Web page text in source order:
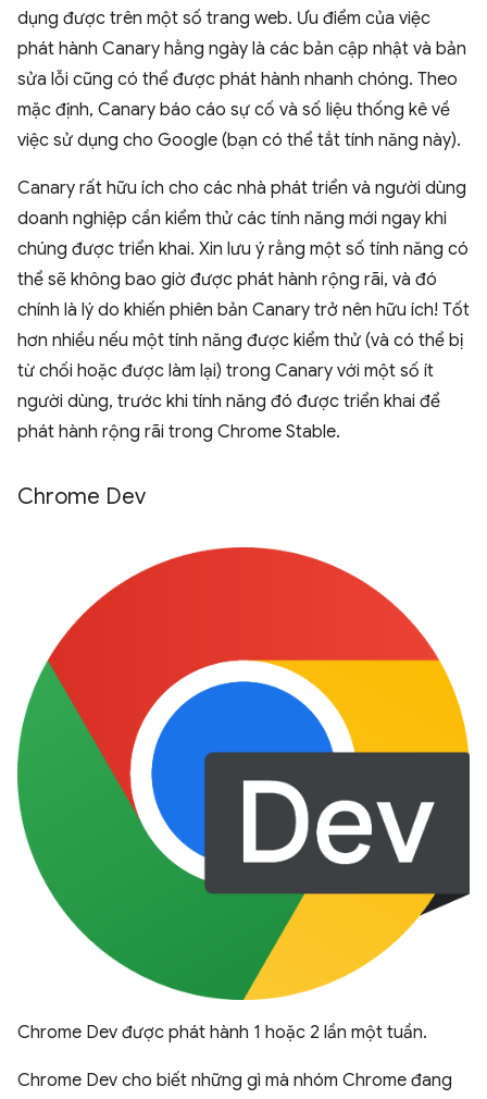
dụng được trên một số trang web. Ưu điểm của việc
phát hành Canary hằng ngày là các bản cập nhật và bản
sửa lỗi cũng có thể được phát hành nhanh chóng. Theo
mặc định, Canary báo cáo sự cố và số liệu thống kê về
việc sử dụng cho Google (bạn có thể tắt tính năng này).
Canary rất hữu ích cho các nhà phát triển và người dùng
doanh nghiệp cần kiểm thử các tính năng mới ngay khi
chúng được triển khai. Xin lưu ý rằng một số tính năng có
thể sẽ không bao giờ được phát hành rộng rãi, và đó
chính là lý do khiến phiên bản Canary trở nên hữu ích! Tốt
hơn nhiều nếu một tính năng được kiểm thử (và có thể bị
từ chối hoặc được làm lại) trong Canary với một số ít
người dùng, trước khi tính năng đó được triển khai để
phát hành rộng rãi trong Chrome Stable.
Chrome Dev
Chrome Dev được phát hành 1 hoặc 2 lần một tuần.
Chrome Dev cho biết những gì mà nhóm Chrome đang